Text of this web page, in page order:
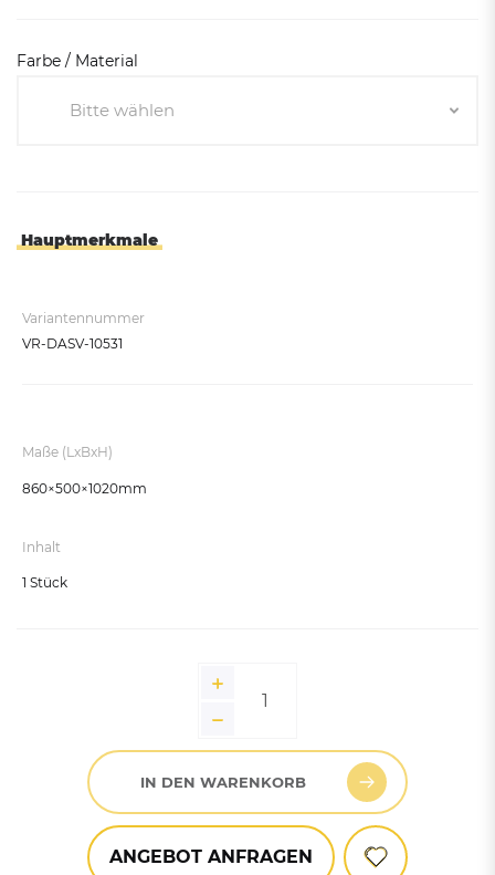
Farbe / Material
Bitte wählen
Verzinkt
Hauptmerkmale
Variantennummer
VR-DASV-10531
Maße (LxBxH)
860×500×1020mm
Inhalt
1 Stück
IN DEN WARENKORB
ANGEBOT ANFRAGEN